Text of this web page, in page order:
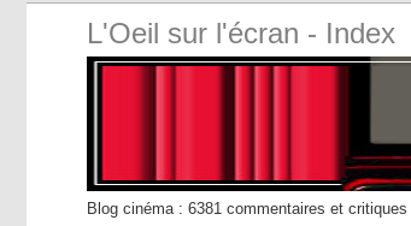
L'Oeil sur l'écran - Index
Blog cinéma : 6381 commentaires et